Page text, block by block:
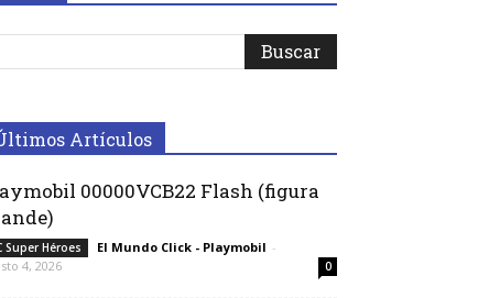
Artículos
00000VCB22 Flash (figura
Super Héroes El Mundo Click - Playmobil -
4, 2026
0